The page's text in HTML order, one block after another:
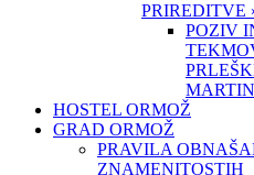
PRIREDITVE
POZIV
HOSTEL ORMOŽ
GRAD ORMOŽ
PRAVILA
ZNAMENITOSTIH